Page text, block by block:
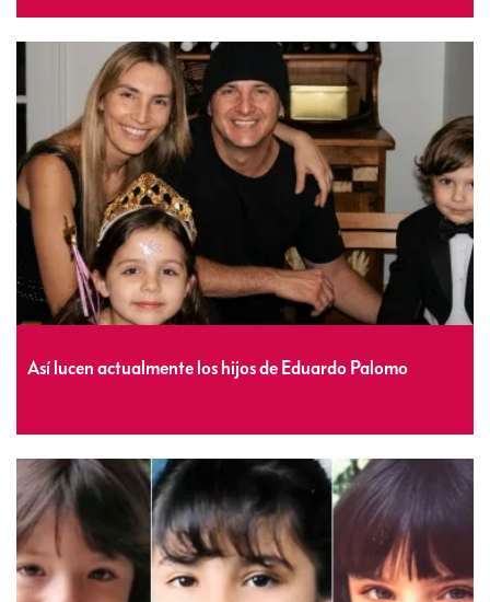
Así lucen actualmente los hijos de Eduardo Palomo